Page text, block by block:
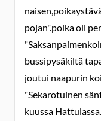
pojan".poika oli
bussipysäkiltä
joutui naapurin
"Sekarotuinen
kuussa